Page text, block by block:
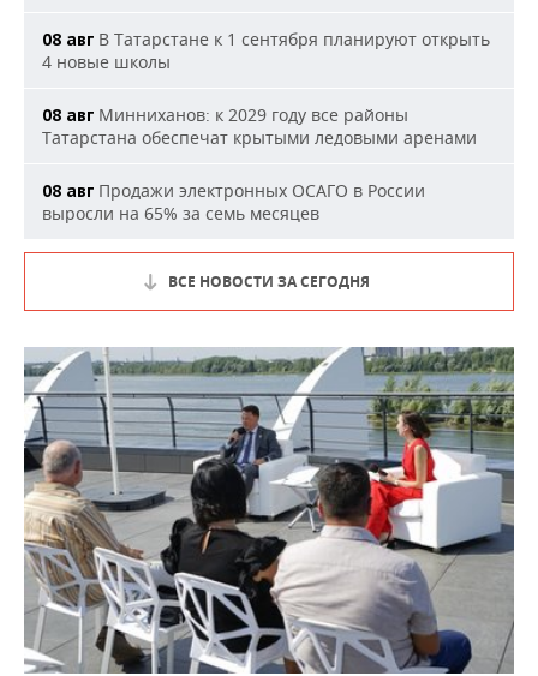
08 авг В Татарстане к 1 сентября планируют открыть
4 новые школы
08 авг Минниханов: к 2029 году все районы
Татарстана обеспечат крытыми ледовыми аренами
08 авг Продажи электронных ОСАГО в России
выросли на 65% за семь месяцев
ВСЕ НОВОСТИ ЗА СЕГОДНЯ